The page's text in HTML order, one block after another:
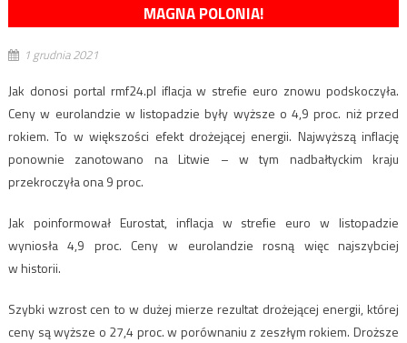
MAGNA POLONIA!
1 grudnia 2021
Jak donosi portal rmf24.pl iflacja w strefie euro znowu podskoczyła.
Ceny w eurolandzie w listopadzie były wyższe o 4,9 proc. niż przed
rokiem. To w większości efekt drożejącej energii. Najwyższą inflację
ponownie zanotowano na Litwie – w tym nadbałtyckim kraju
przekroczyła ona 9 proc.
Jak poinformował Eurostat, inflacja w strefie euro w listopadzie
wyniosła 4,9 proc. Ceny w eurolandzie rosną więc najszybciej
w historii.
Szybki wzrost cen to w dużej mierze rezultat drożejącej energii, której
ceny są wyższe o 27,4 proc. w porównaniu z zeszłym rokiem. Droższe